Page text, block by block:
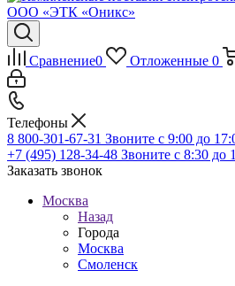
Сравнение0 Отложенные 0
Телефоны
8 800-301-67-31 Звоните с 9:00 до
+7 (495) 128-34-48 Звоните с 8:30 до
Заказать звонок
Москва
Назад
Города
Москва
Смоленск